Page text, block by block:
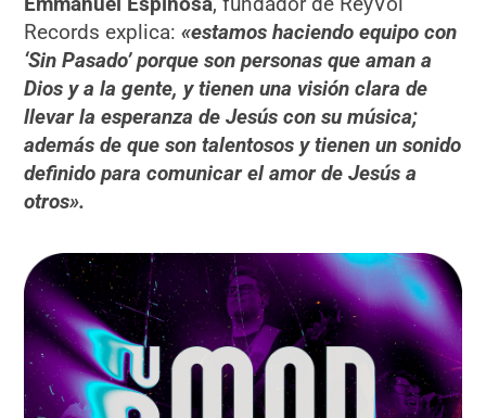
Records explica: «estamos haciendo equipo con
‘Sin Pasado’ porque son personas que aman a
Dios y a la gente, y tienen una visión clara de
llevar la esperanza de Jesús con su música;
además de que son talentosos y tienen un sonido
definido para comunicar el amor de Jesús a
otros».